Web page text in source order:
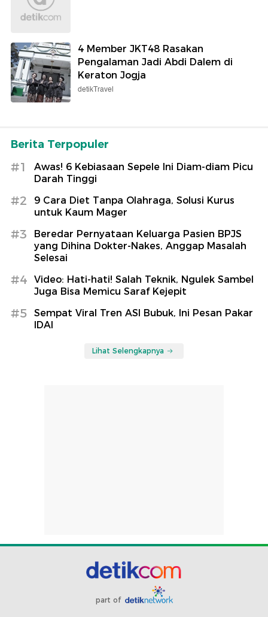
4 Member JKT48 Rasakan
Pengalaman Jadi Abdi Dalem di
Keraton Jogja
detikTravel
Berita Terpopuler
#1
Awas! 6 Kebiasaan Sepele Ini Diam-diam Picu
Darah Tinggi
#2
9 Cara Diet Tanpa Olahraga, Solusi Kurus
untuk Kaum Mager
#3
Beredar Pernyataan Keluarga Pasien BPJS
yang Dihina Dokter-Nakes, Anggap Masalah
Selesai
#4
Video: Hati-hati! Salah Teknik, Ngulek Sambel
Juga Bisa Memicu Saraf Kejepit
#5
Sempat Viral Tren ASI Bubuk, Ini Pesan Pakar
IDAI
Lihat Selengkapnya
part of